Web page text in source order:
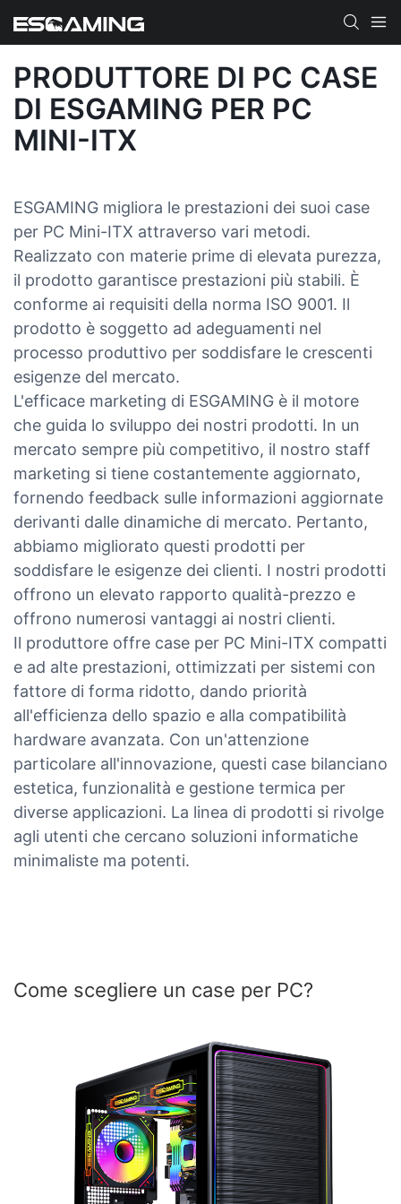
PRODUTTORE DI PC CASE
DI ESGAMING PER PC
MINI-ITX
ESGAMING migliora le prestazioni dei suoi case
per PC Mini-ITX attraverso vari metodi.
Realizzato con materie prime di elevata purezza,
il prodotto garantisce prestazioni più stabili. È
conforme ai requisiti della norma ISO 9001. Il
prodotto è soggetto ad adeguamenti nel
processo produttivo per soddisfare le crescenti
esigenze del mercato.
L'efficace marketing di ESGAMING è il motore
che guida lo sviluppo dei nostri prodotti. In un
mercato sempre più competitivo, il nostro staff
marketing si tiene costantemente aggiornato,
fornendo feedback sulle informazioni aggiornate
derivanti dalle dinamiche di mercato. Pertanto,
abbiamo migliorato questi prodotti per
soddisfare le esigenze dei clienti. I nostri prodotti
offrono un elevato rapporto qualità-prezzo e
offrono numerosi vantaggi ai nostri clienti.
Il produttore offre case per PC Mini-ITX compatti
e ad alte prestazioni, ottimizzati per sistemi con
fattore di forma ridotto, dando priorità
all'efficienza dello spazio e alla compatibilità
hardware avanzata. Con un'attenzione
particolare all'innovazione, questi case bilanciano
estetica, funzionalità e gestione termica per
diverse applicazioni. La linea di prodotti si rivolge
agli utenti che cercano soluzioni informatiche
minimaliste ma potenti.
Come scegliere un case per PC?